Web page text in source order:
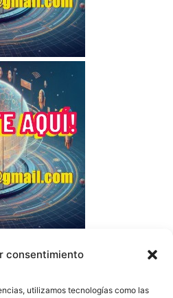
consentimiento
utilizamos tecnologías como las